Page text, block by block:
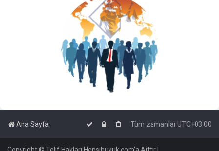
Ana Sayfa Tüm zamanlarUTC+03:00
Copyright © Telif Hakları Hepsihukuk.com'a Aittir |